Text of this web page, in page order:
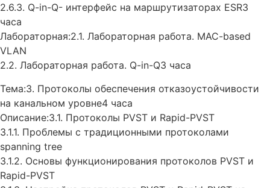
2.6.3. Q-in-Q- интерфейс на маршрутизаторах ESR3
часа
Лабораторная:2.1. Лабораторная работа. MAC-based
VLAN
2.2. Лабораторная работа. Q-in-Q3 часа
Тема:3. Протоколы обеспечения отказоустойчивости
на канальном уровне4 часа
Описание:3.1. Протоколы PVST и Rapid-PVST
3.1.1. Проблемы с традиционными протоколами
spanning tree
3.1.2. Основы функционирования протоколов PVST и
Rapid-PVST